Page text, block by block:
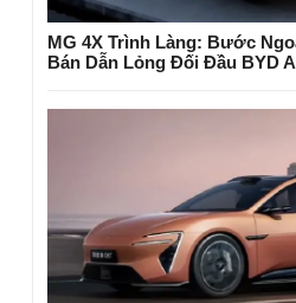
MG 4X Trình Làng: Bước
Bán Dẫn Lỏng Đối Đầu BYD